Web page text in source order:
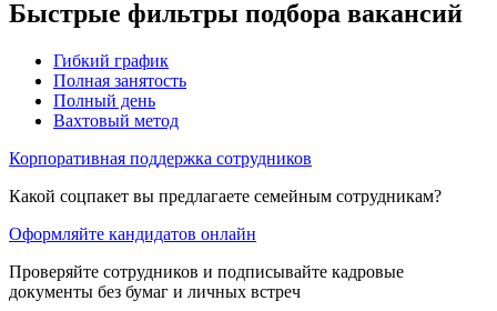
Быстрые фильтры подбора вакансий
Гибкий график
Полная занятость
Полный день
Вахтовый метод
Корпоративная поддержка сотрудников
Какой соцпакет вы предлагаете семейным сотрудникам?
Оформляйте кандидатов онлайн
Проверяйте сотрудников и подписывайте кадровые
документы без бумаг и личных встреч